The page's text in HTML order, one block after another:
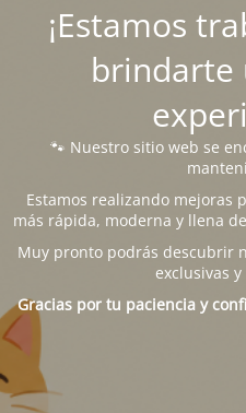
¡Estamos
brindarte
🐾 Nuestro sitio web se
Estamos realizando mejoras
más rápida, moderna y llena
Muy pronto podrás descubrir
exclusivas
Gracias por tu paciencia y